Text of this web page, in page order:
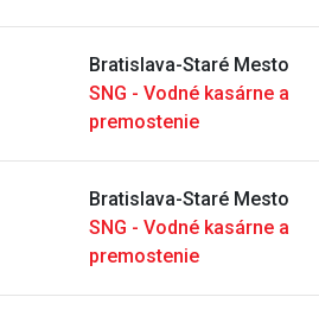
Bratislava-Staré Mesto
SNG - Vodné kasárne a
premostenie
Bratislava-Staré Mesto
SNG - Vodné kasárne a
premostenie